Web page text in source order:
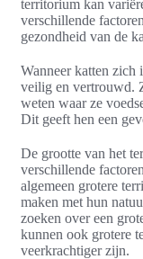
territorium kan
verschillende
gezondheid van de
Wanneer katten zich
veilig en vertrouwd.
weten waar ze
Dit geeft hen een
De grootte van het
verschillende
algemeen grotere
maken met hun
zoeken over een
kunnen ook grotere
veerkrachtiger zijn.